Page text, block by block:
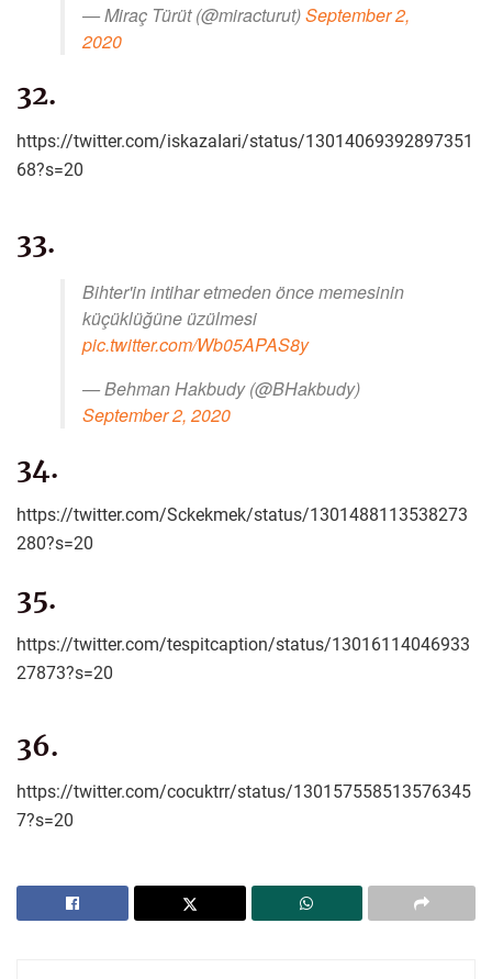
— Miraç Türüt (@miracturut)September 2,
2020
32.
https://twitter.com/iskazaIari/status/13014069392897351
68?s=20
33.
Bihter'in intihar etmeden önce memesinin
küçüklüğüne üzülmesi
pic.twitter.com/Wb05APAS8y
— Behman Hakbudy (@BHakbudy)
September 2, 2020
34.
https://twitter.com/Sckekmek/status/1301488113538273
280?s=20
35.
https://twitter.com/tespitcaption/status/13016114046933
27873?s=20
36.
https://twitter.com/cocuktrr/status/130157558513576345
7?s=20